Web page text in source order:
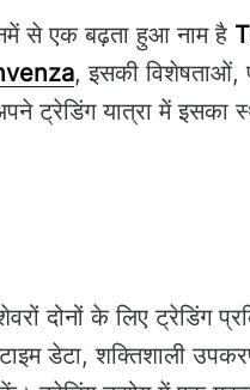
से एक बढ़ता हुआ नाम है
, इसकी विशेषताओं,
ट्रेडिंग यात्रा में इसका
दोनों के लिए ट्रेडिंग
डेटा, शक्तिशाली